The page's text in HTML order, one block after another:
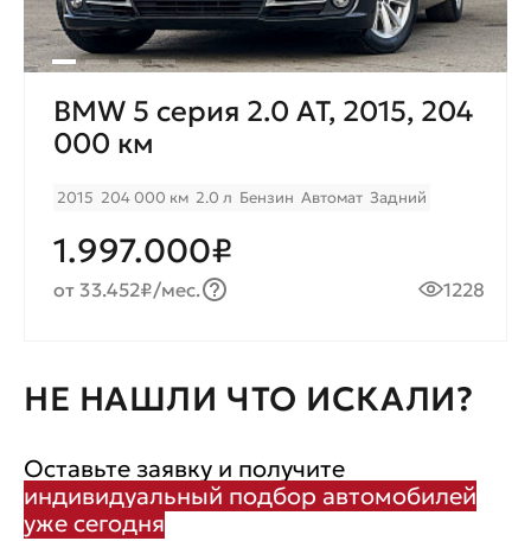
BMW 5 серия 2.0 AT, 2015, 204
000 км
2015 204 000 км 2.0 л Бензин Автомат Задний
1.997.000₽
от 33.452₽/мес. 1228
НЕ НАШЛИ ЧТО ИСКАЛИ?
Оставьте заявку и получите
индивидуальный подбор автомобилей
уже сегодня